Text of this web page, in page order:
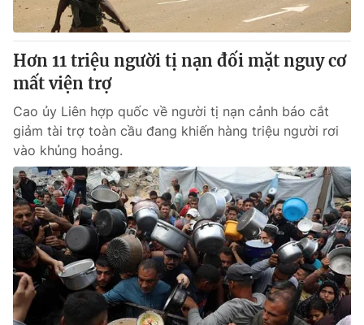
Hơn 11 triệu người tị nạn đối mặt nguy cơ
mất viện trợ
Cao ủy Liên hợp quốc về người tị nạn cảnh báo cắt
giảm tài trợ toàn cầu đang khiến hàng triệu người rơi
vào khủng hoảng.